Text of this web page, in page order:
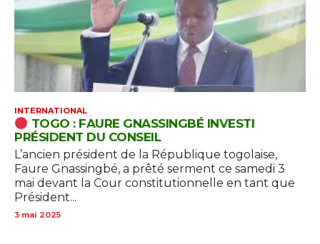
INTERNATIONAL
TOGO : FAURE GNASSINGBÉ INVESTI
PRÉSIDENT DU CONSEIL
L’ancien président de la République togolaise,
Faure Gnassingbé, a prêté serment ce samedi 3
mai devant la Cour constitutionnelle en tant que
Président...
3 mai 2025